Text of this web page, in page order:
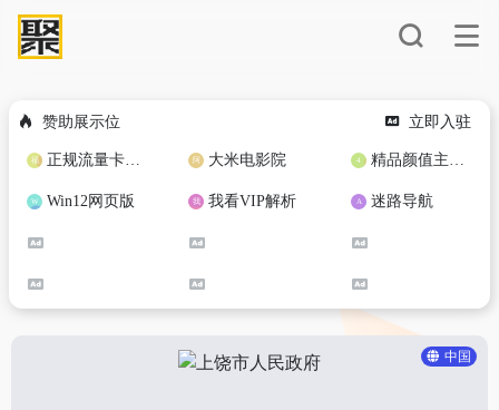
赞助展示位 立即入驻
正规流量卡免费加盟合作 大米电影院 精品颜值主播定制
Win12网页版 我看VIP解析 迷路导航
中国